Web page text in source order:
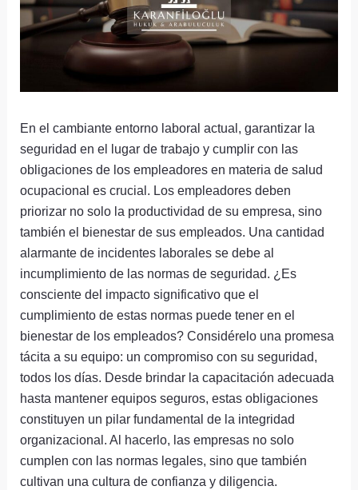
En el cambiante entorno laboral actual, garantizar la
seguridad en el lugar de trabajo y cumplir con las
obligaciones de los empleadores en materia de salud
ocupacional es crucial. Los empleadores deben
priorizar no solo la productividad de su empresa, sino
también el bienestar de sus empleados. Una cantidad
alarmante de incidentes laborales se debe al
incumplimiento de las normas de seguridad. ¿Es
consciente del impacto significativo que el
cumplimiento de estas normas puede tener en el
bienestar de los empleados? Considérelo una promesa
tácita a su equipo: un compromiso con su seguridad,
todos los días. Desde brindar la capacitación adecuada
hasta mantener equipos seguros, estas obligaciones
constituyen un pilar fundamental de la integridad
organizacional. Al hacerlo, las empresas no solo
cumplen con las normas legales, sino que también
cultivan una cultura de confianza y diligencia.